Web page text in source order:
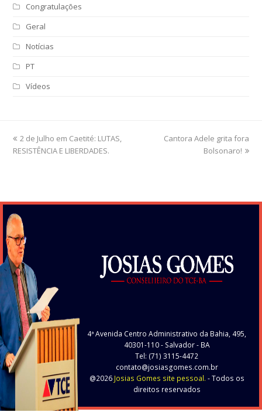
Congratulações
Geral
Notícias
PT
Vídeos
previous
post:
2 de Julho em Caetité: LUTAS,
RESISTÊNCIA E LIBERDADES.
next
Cantora Adele grita fora
Bolsonaro!
4ª Avenida Centro Administrativo da Bahia, 495,
40301-110- Salvador - BA
Tel: (71) 3115-4472
contato@josiasgomes.com.br
@2026 Josias Gomes site pessoal. - Todos os
direitos reservados